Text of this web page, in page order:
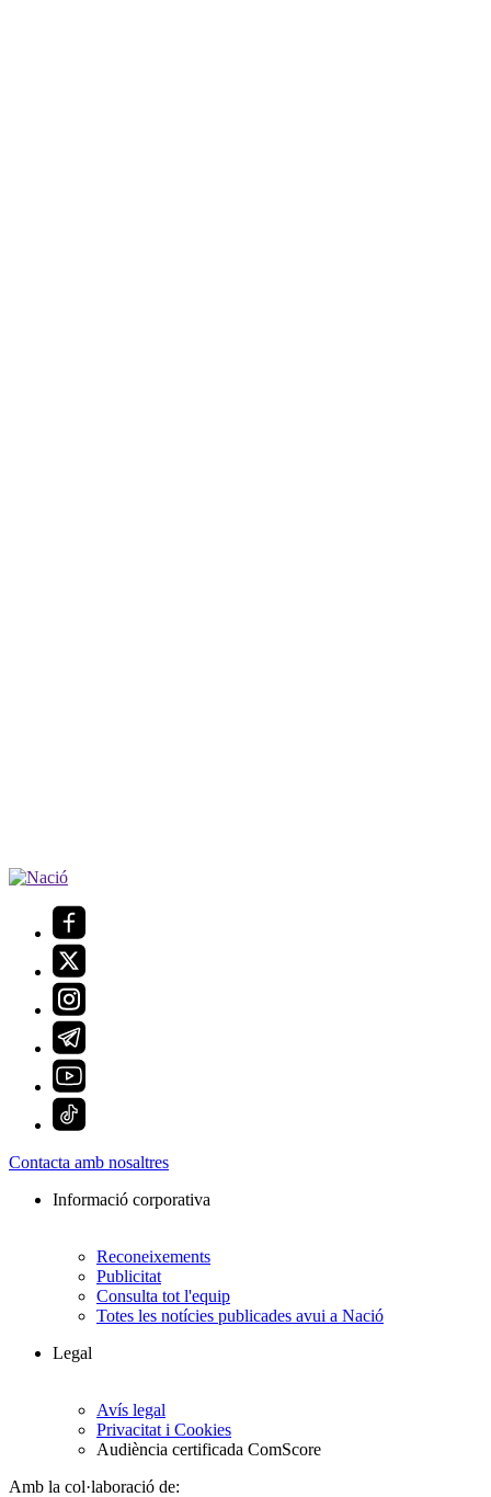
Contacta amb nosaltres
Informació corporativa
Reconeixements
Publicitat
Consulta tot l'equip
Totes les notícies publicades avui a Nació
Legal
Avís legal
Privacitat i Cookies
Audiència certificada ComScore
Amb la col·laboració de: